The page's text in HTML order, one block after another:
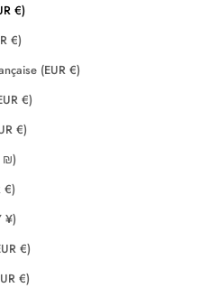
€)
€)
(EUR €)
€)
€)
₪)
€)
¥)
€)
€)